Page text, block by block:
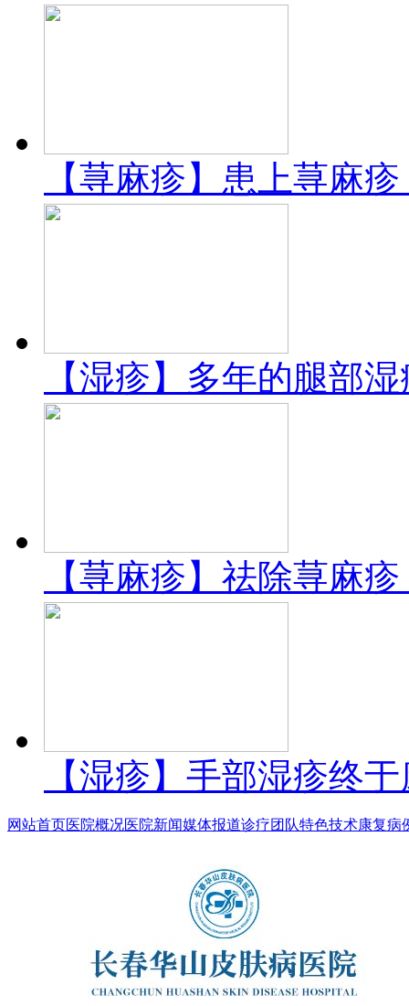
【荨麻疹】患上荨麻
【湿疹】多年的腿部
【荨麻疹】祛除荨麻
【湿疹】手部湿疹终
网站首页医院概况医院新闻媒体报道诊疗团队特色技术康复病